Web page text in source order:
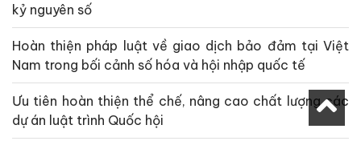
kỷ nguyên số
Hoàn thiện pháp luật về giao dịch bảo đảm tại Việt
Nam trong bối cảnh số hóa và hội nhập quốc tế
Ưu tiên hoàn thiện thể chế, nâng cao chất lượng các
dự án luật trình Quốc hội